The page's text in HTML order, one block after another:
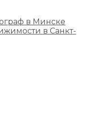
в Минске
в Санкт-